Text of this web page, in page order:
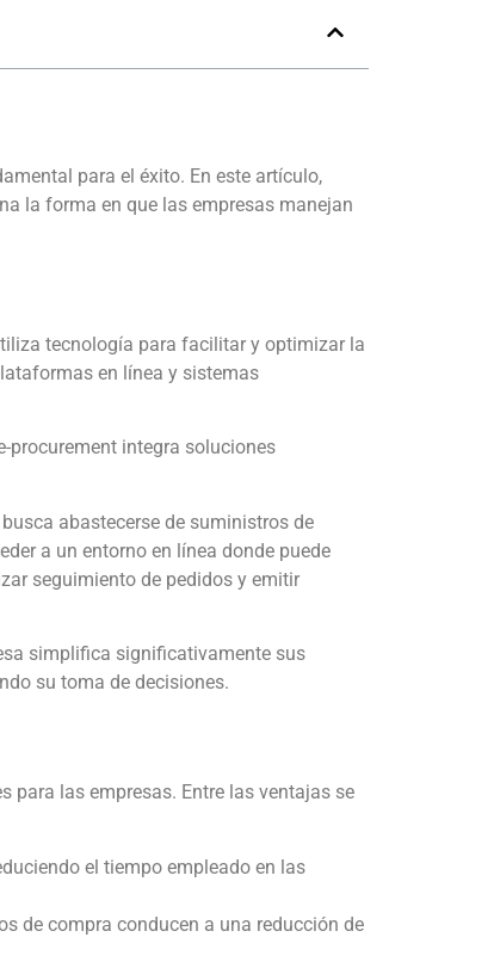
para el éxito. En este artículo,
la forma en que las empresas manejan
tecnología para facilitar y optimizar la
en línea y sistemas
procurement integra soluciones
abastecerse de suministros de
a un entorno en línea donde puede
seguimiento de pedidos y emitir
simplifica significativamente sus
su toma de decisiones.
para las empresas. Entre las ventajas se
el tiempo empleado en las
de compra conducen a una reducción de